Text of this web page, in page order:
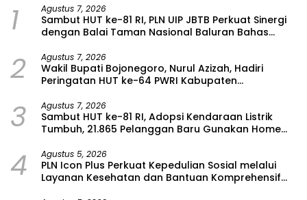
1 Agustus 7, 2026
Sambut HUT ke-81 RI, PLN UIP JBTB Perkuat Sinergi
dengan Balai Taman Nasional Baluran Bahas
Watudodol/Kalipuro
2 Agustus 7, 2026
Wakil Bupati Bojonegoro, Nurul Azizah, Hadiri
Peringatan HUT ke-64 PWRI Kabupaten
3 Agustus 7, 2026
Sambut HUT ke-81 RI, Adopsi Kendaraan Listrik
Tumbuh, 21.865 Pelanggan Baru Gunakan Home
4 Agustus 5, 2026
PLN Icon Plus Perkuat Kepedulian Sosial melalui
Layanan Kesehatan dan Bantuan Komprehensif